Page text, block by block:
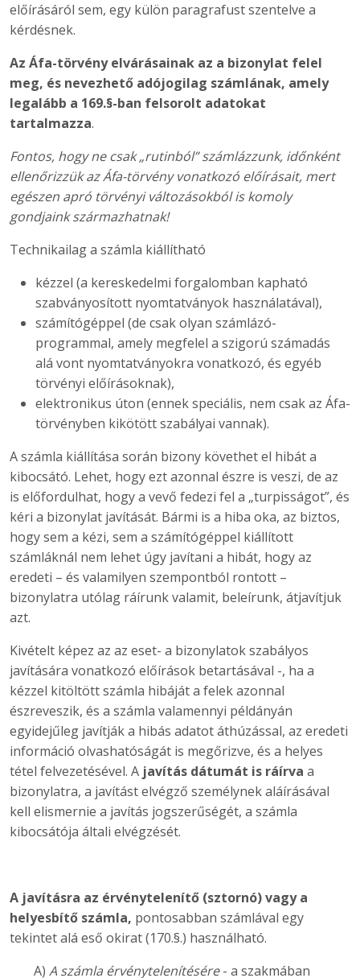
előírásáról sem, egy külön paragrafust szentelve a
kérdésnek.
Az Áfa-törvény elvárásainak az a bizonylat felel
meg, és nevezhető adójogilag számlának, amely
legalább a 169.§-ban felsorolt adatokat
tartalmazza.
Fontos, hogy ne csak „rutinból” számlázzunk, időnként
ellenőrizzük az Áfa-törvény vonatkozó előírásait, mert
egészen apró törvényi változásokból is komoly
gondjaink származhatnak!
Technikailag a számla kiállítható
kézzel (a kereskedelmi forgalomban kapható
szabványosított nyomtatványok használatával),
számítógéppel (de csak olyan számlázó-
programmal, amely megfelel a szigorú számadás
alá vont nyomtatványokra vonatkozó, és egyéb
törvényi előírásoknak),
elektronikus úton (ennek speciális, nem csak az Áfa-
törvényben kikötött szabályai vannak).
A számla kiállítása során bizony követhet el hibát a
kibocsátó. Lehet, hogy ezt azonnal észre is veszi, de az
is előfordulhat, hogy a vevő fedezi fel a „turpisságot”, és
kéri a bizonylat javítását. Bármi is a hiba oka, az biztos,
hogy sem a kézi, sem a számítógéppel kiállított
számláknál nem lehet úgy javítani a hibát, hogy az
eredeti – és valamilyen szempontból rontott –
bizonylatra utólag ráírunk valamit, beleírunk, átjavítjuk
azt.
Kivételt képez az az eset- a bizonylatok szabályos
javítására vonatkozó előírások betartásával -, ha a
kézzel kitöltött számla hibáját a felek azonnal
észreveszik, és a számla valamennyi példányán
egyidejűleg javítják a hibás adatot áthúzással, az eredeti
információ olvashatóságát is megőrizve, és a helyes
tétel felvezetésével. A javítás dátumát is ráírva a
bizonylatra, a javítást elvégző személynek aláírásával
kell elismernie a javítás jogszerűségét, a számla
kibocsátója általi elvégzését.
A javításra az érvénytelenítő (sztornó) vagy a
helyesbítő számla, pontosabban számlával egy
tekintet alá eső okirat (170.§.) használható.
A) A számla érvénytelenítésére- a szakmában